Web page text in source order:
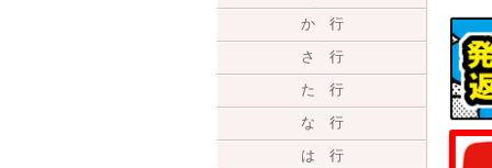
か 行
さ 行
た 行
な 行
は 行